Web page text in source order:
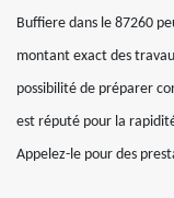
Buffiere dans le 87260
montant exact des
possibilité de préparer
est réputé pour la
Appelez-le pour des